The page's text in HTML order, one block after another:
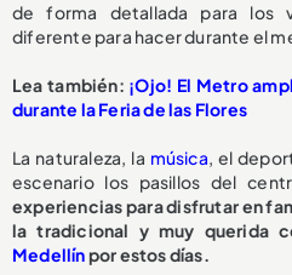
de forma detallada para los
diferente para hacer durante el
Lea también: ¡Ojo! El Metro
durante la Feria de las Flores
La naturaleza, la música, el
escenario los pasillos del
experiencias para disfrutar en
la tradicional y muy querida
Medellínpor estos días.